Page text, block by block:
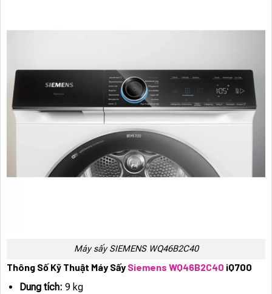
Máy sấy SIEMENS WQ46B2C40
Thông Số Kỹ Thuật Máy Sấy Siemens WQ46B2C40 iQ700
Dung tích: 9 kg